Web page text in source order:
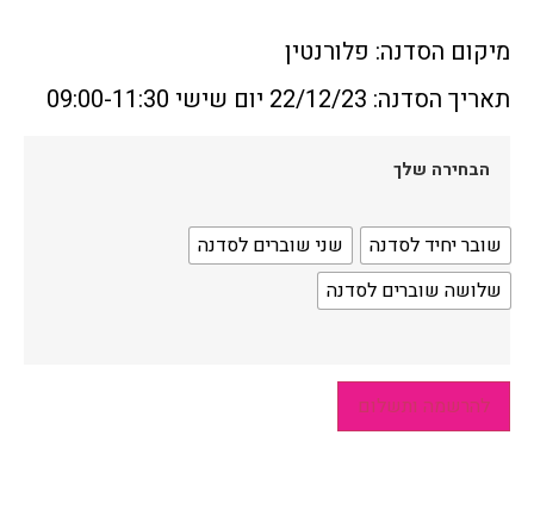
מיקום הסדנה: פלורנטין
תאריך הסדנה: 22/12/23 יום שישי 09:00-11:30
הבחירה שלך
שובר יחיד לסדנה
שני שוברים לסדנה
שלושה שוברים לסדנה
להרשמה ותשלום